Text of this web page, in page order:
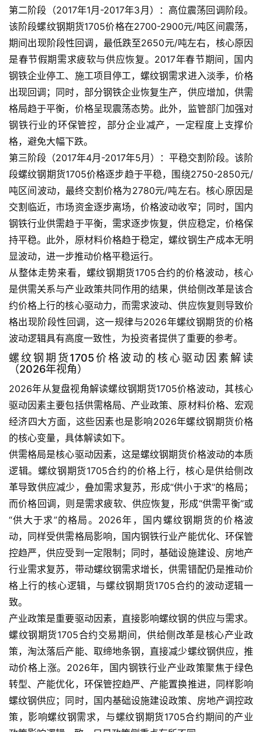
原
油
期
货
国
第二阶段（2017年1月-2017年3月）：高位震荡回调阶段。
该阶段螺纹钢期货1705价格在2700-2900元/吨区间震荡，
期间出现阶段性回调，最低跌至2650元/吨左右，核心原因
是春节假期需求疲软与供应恢复。2017年春节期间，国内
钢铁企业停工、施工项目停工，螺纹钢需求进入淡季，价格
出现回调；同时，部分钢铁企业恢复生产，供应增加，供需
格局趋于平衡，价格呈现震荡态势。此外，监管部门加强对
钢铁行业的环保管控，部分企业减产，一定程度上支撑价
格，避免大幅下跌。
第三阶段（2017年4月-2017年5月）：平稳交割阶段。该阶
段螺纹钢期货1705价格逐步趋于平稳，围绕2750-2850元/
吨区间波动，最终交割价格为2780元/吨左右。核心原因是
交割临近，市场资金逐步离场，价格波动收窄；同时，国内
钢铁行业供需趋于平衡，需求逐步恢复，供应稳定，价格保
持平稳。此外，原材料价格趋于稳定，螺纹钢生产成本无明
显波动，进一步推动价格平稳运行。
从整体走势来看，螺纹钢期货1705合约的价格波动，核心
是供需关系与产业政策共同作用的结果，供给侧改革是该合
约价格上行的核心驱动力，而需求波动、供应恢复则导致价
格出现阶段性回调，这一规律与2026年螺纹钢期货的价格
波动逻辑具有高度一致性，为投资者提供了重要的参考。
螺纹钢期货1705价格波动的核心驱动因素解读
（2026年视角）
2026年从复盘视角解读螺纹钢期货1705价格波动，其核心
驱动因素主要包括供需格局、产业政策、原材料价格、宏观
经济四大方面，这些因素也是影响2026年螺纹钢期货价格
的核心变量，具体解读如下。
供需格局是核心驱动因素，这是螺纹钢期货价格波动的本质
逻辑。螺纹钢期货1705合约的价格上行，核心是供给侧改
革导致供应减少，叠加需求复苏，形成“供小于求”的格局；
而价格回调，则是需求疲软、供应恢复，形成“供需平衡”或
“供大于求”的格局。2026年，国内螺纹钢期货的价格波
动，同样受供需格局影响，国内钢铁行业产能优化、环保管
控趋严，供应受到一定限制；同时，基础设施建设、房地产
行业需求复苏，带动螺纹钢需求增长，供需错配仍是推动价
格上行的核心逻辑，与螺纹钢期货1705合约的波动逻辑一
致。
产业政策是重要驱动因素，直接影响螺纹钢的供应与需求。
螺纹钢期货1705合约交易期间，供给侧改革是核心产业政
策，淘汰落后产能、取缔地条钢，直接减少螺纹钢供应，推
动价格上涨。2026年，国内钢铁行业产业政策聚焦于绿色
转型、产能优化，环保管控趋严、产能置换推进，同样影响
螺纹钢供应；同时，国内基础设施建设政策、房地产调控政
策，影响螺纹钢需求，与螺纹钢期货1705合约期间的产业